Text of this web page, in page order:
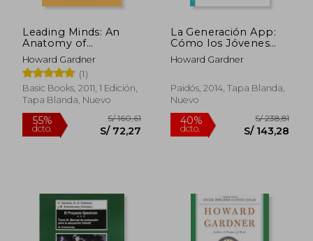
55%
dcto. dcto.
Leading Minds: An
Anatomy of
Leadership (en
Inglés)
Howard Gardner
(1)
Basic Books, 2011, 1 Edición,
Tapa Blanda, Nuevo
La Generación App:
Cómo los Jóvenes
Gestionan su
Identidad, su
Imaginación en el
Mundo Digital
Howard Gardner
Paidós, 2014, Tapa Blanda,
Nuevo